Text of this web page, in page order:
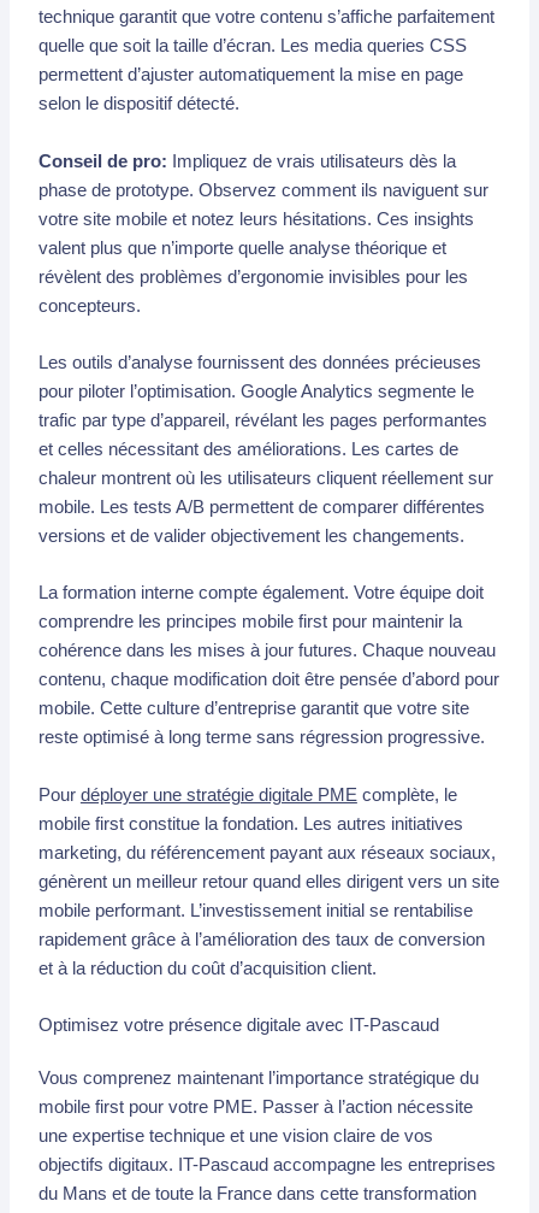
technique garantit que votre contenu s’affiche parfaitement
quelle que soit la taille d’écran. Les media queries CSS
permettent d’ajuster automatiquement la mise en page
selon le dispositif détecté.
Conseil de pro: Impliquez de vrais utilisateurs dès la
phase de prototype. Observez comment ils naviguent sur
votre site mobile et notez leurs hésitations. Ces insights
valent plus que n’importe quelle analyse théorique et
révèlent des problèmes d’ergonomie invisibles pour les
concepteurs.
Les outils d’analyse fournissent des données précieuses
pour piloter l’optimisation. Google Analytics segmente le
trafic par type d’appareil, révélant les pages performantes
et celles nécessitant des améliorations. Les cartes de
chaleur montrent où les utilisateurs cliquent réellement sur
mobile. Les tests A/B permettent de comparer différentes
versions et de valider objectivement les changements.
La formation interne compte également. Votre équipe doit
comprendre les principes mobile first pour maintenir la
cohérence dans les mises à jour futures. Chaque nouveau
contenu, chaque modification doit être pensée d’abord pour
mobile. Cette culture d’entreprise garantit que votre site
reste optimisé à long terme sans régression progressive.
Pour déployer une stratégie digitale PME complète, le
mobile first constitue la fondation. Les autres initiatives
marketing, du référencement payant aux réseaux sociaux,
génèrent un meilleur retour quand elles dirigent vers un site
mobile performant. L’investissement initial se rentabilise
rapidement grâce à l’amélioration des taux de conversion
et à la réduction du coût d’acquisition client.
Optimisez votre présence digitale avec IT-Pascaud
Vous comprenez maintenant l’importance stratégique du
mobile first pour votre PME. Passer à l’action nécessite
une expertise technique et une vision claire de vos
objectifs digitaux. IT-Pascaud accompagne les entreprises
du Mans et de toute la France dans cette transformation